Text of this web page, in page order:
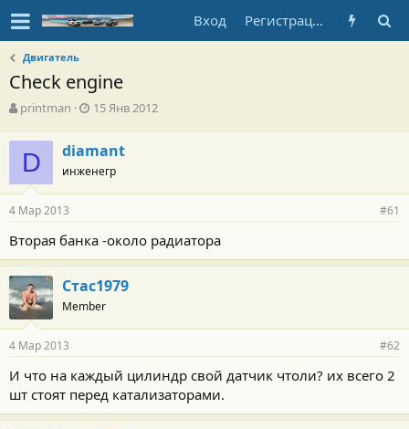
Вход Регистрация
Двигатель
Check engine
А
т
о
р
т
е
м
ы
printman
Д
а
н
а
л
15 Янв 2012
D diamant
инженегр
4 Мар 2013 #61
Вторая банка -около радиатора
Стас1979
Member
4 Мар 2013 #62
И что на каждый цилиндр свой датчик чтоли? их всего 2
шт стоят перед катализаторами.